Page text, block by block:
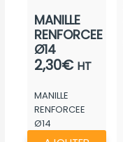
MANILLE
RENFORCEE
Ø14
2,30€ HT
MANILLE
RENFORCEE
Ø14